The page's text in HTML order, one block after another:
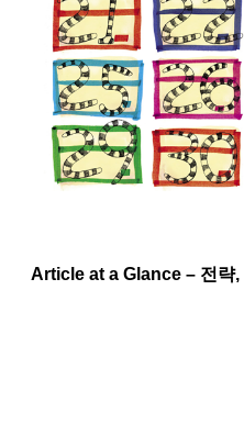
Article at a Glance – 전략,